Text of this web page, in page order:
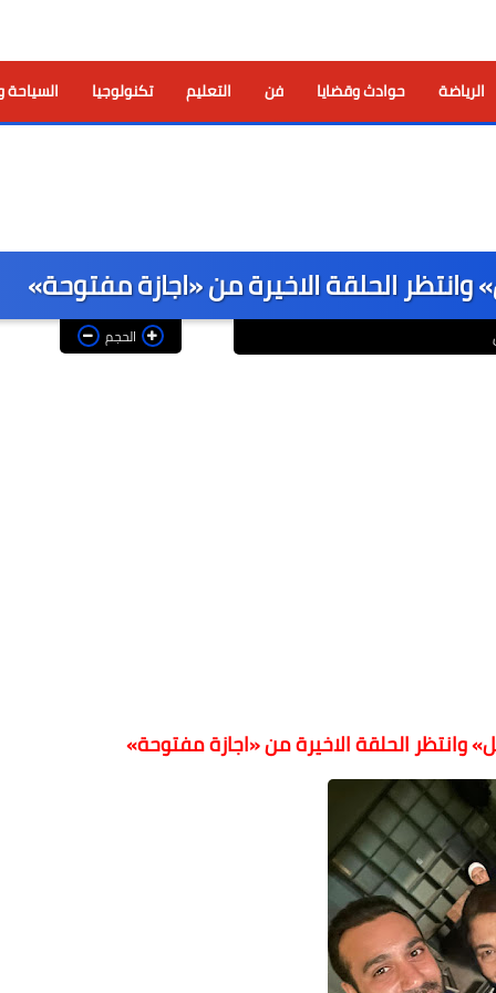
الرياضة حوادث وقضايا فن التعليم تكنولوجيا السياحة
الحلقة الاخيرة من «اجازة مفتوحة»
الحجم
الحلقة الاخيرة من «اجازة مفتوحة»